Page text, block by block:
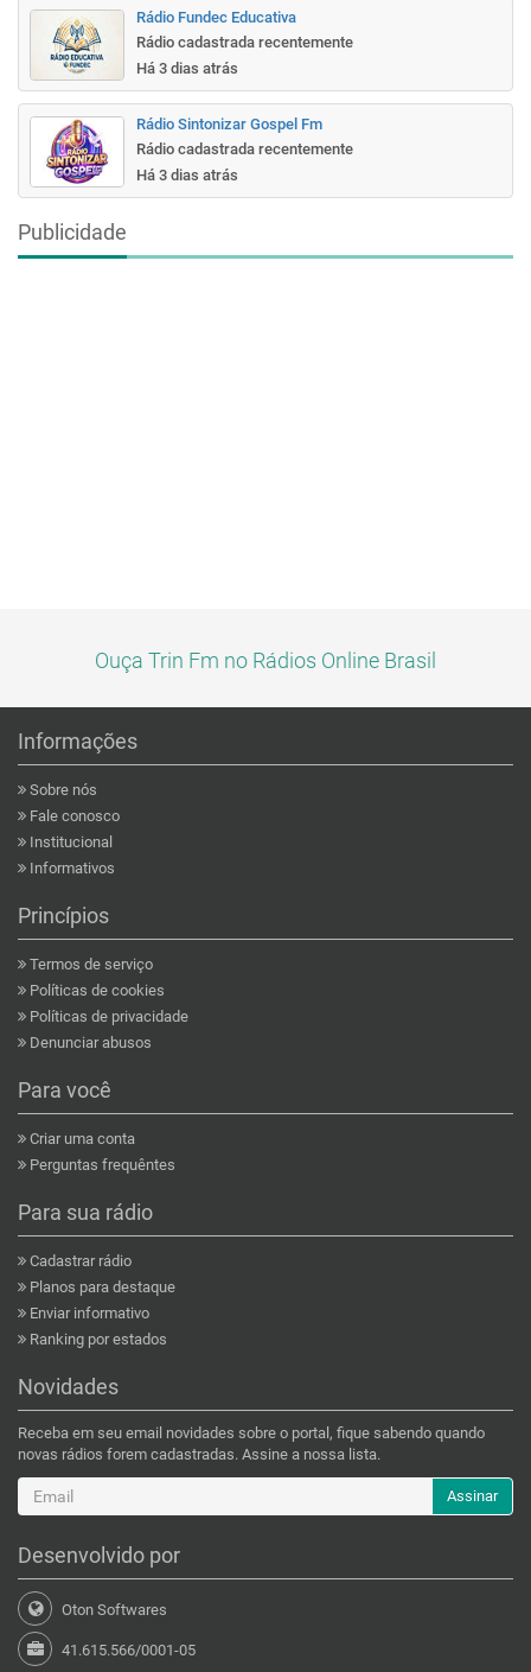
Rádio Fundec Educativa
Rádio cadastrada recentemente
Há 3 dias atrás
Rádio Sintonizar Gospel Fm
Rádio cadastrada recentemente
Há 3 dias atrás
Publicidade
Ouça Trin Fm no Rádios Online Brasil
Informações
Sobre nós
Fale conosco
Institucional
Informativos
Princípios
Termos de serviço
Políticas de cookies
Políticas de privacidade
Denunciar abusos
Para você
Criar uma conta
Perguntas frequêntes
Para sua rádio
Cadastrar rádio
Planos para destaque
Enviar informativo
Ranking por estados
Novidades
Receba em seu email novidades sobre o portal, fique sabendo quando
novas rádios forem cadastradas. Assine a nossa lista.
Assinar
Desenvolvido por
Oton Softwares
41.615.566/0001-05